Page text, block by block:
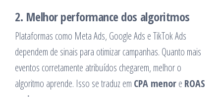
2. Melhor performance dos algoritmos
Plataformas como Meta Ads, Google Ads e TikTok Ads
dependem de sinais para otimizar campanhas. Quanto mais
eventos corretamente atribuídos chegarem, melhor o
algoritmo aprende. Isso se traduz em CPA menore ROAS